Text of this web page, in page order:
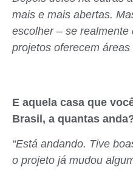
mais e mais abertas.
escolher – se
projetos oferecem áreas
E aquela casa que
Brasil, a quantas
“Está andando. Tive
o projeto já mudou